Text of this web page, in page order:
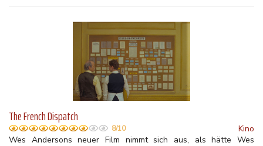
The French Dispatch
8/10
Kino
Wes Andersons neuer Film nimmt sich aus, als hätte Wes